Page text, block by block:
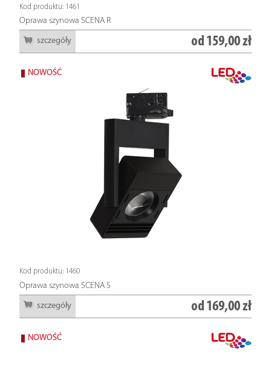
Kod produktu: 1461
Oprawa szynowa SCENA R
szczegóły od 159,00 zł
NOWOŚĆ
Kod produktu: 1460
Oprawa szynowa SCENA S
szczegóły od 169,00 zł
NOWOŚĆ